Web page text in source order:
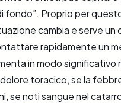
fondo”. Proprio per
cambia e serve un
rapidamente un
in modo
toracico, se la
se noti sangue nel